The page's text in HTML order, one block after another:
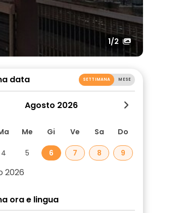
1/2
data SETTIMANA MESE
Agosto 2026
Me Gi Ve Sa Do
4 5 6 7 8 9
2026
ora e lingua